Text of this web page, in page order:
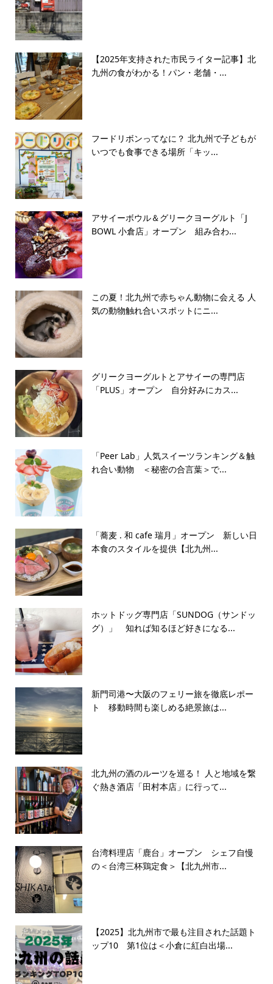
【2025年支持された市民ライター記事】北
九州の食がわかる！パン・老舗・...
フードリボンってなに？ 北九州で子どもが
いつでも食事できる場所「キッ...
アサイーボウル＆グリークヨーグルト「J
BOWL 小倉店」オープン 組み合わ...
この夏！北九州で赤ちゃん動物に会える 人
気の動物触れ合いスポットにニ...
グリークヨーグルトとアサイーの専門店
「PLUS」オープン 自分好みにカス...
「Peer Lab」人気スイーツランキング＆触
れ合い動物 ＜秘密の合言葉＞で...
「蕎麦 . 和 cafe 瑞月」オープン 新しい日
本食のスタイルを提供【北九州...
ホットドッグ専門店「SUNDOG（サンドッ
グ）」 知れば知るほど好きになる...
新門司港〜大阪のフェリー旅を徹底レポー
ト 移動時間も楽しめる絶景旅は...
北九州の酒のルーツを巡る！ 人と地域を繋
ぐ熱き酒店「田村本店」に行って...
台湾料理店「鹿台」オープン シェフ自慢
の＜台湾三杯鶏定食＞【北九州市...
【2025】北九州市で最も注目された話題ト
ップ10 第1位は＜小倉に紅白出場...